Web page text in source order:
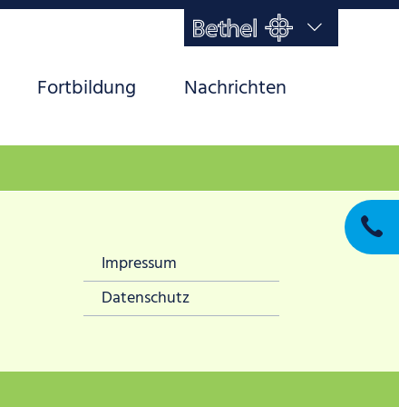
Fortbildung Nachrichten
Navigation
überspringen
Impressum
Datenschutz
Fortbildung
Nachrichten